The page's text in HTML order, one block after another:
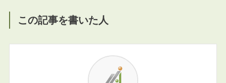
この記事を書いた人